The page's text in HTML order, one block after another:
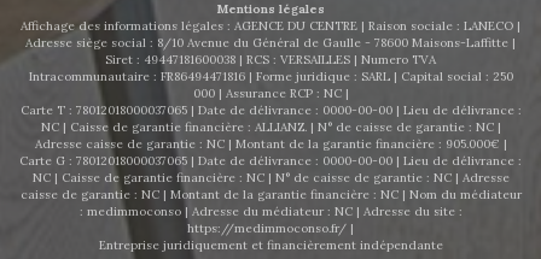
Mentions légales
Affichage des informations légales : AGENCE DU CENTRE | Raison sociale : LANECO |
Adresse siège social : 8/10 Avenue du Général de Gaulle - 78600 Maisons-Laffitte |
Siret : 49447181600038 | RCS : VERSAILLES | Numero TVA
Intracommunautaire : FR86494471816 | Forme juridique : SARL | Capital social : 250
000 | Assurance RCP : NC |
Carte T : 78012018000037065 | Date de délivrance : 0000-00-00 | Lieu de délivrance :
NC | Caisse de garantie financière : ALLIANZ. | N° de caisse de garantie : NC |
Adresse caisse de garantie : NC | Montant de la garantie financière : 905.000€ |
Carte G : 78012018000037065 | Date de délivrance : 0000-00-00 | Lieu de délivrance :
NC | Caisse de garantie financière : NC | N° de caisse de garantie : NC | Adresse
caisse de garantie : NC | Montant de la garantie financière : NC | Nom du médiateur
: medimmoconso | Adresse du médiateur : NC | Adresse du site :
https://medimmoconso.fr/ |
Entreprise juridiquement et financièrement indépendante